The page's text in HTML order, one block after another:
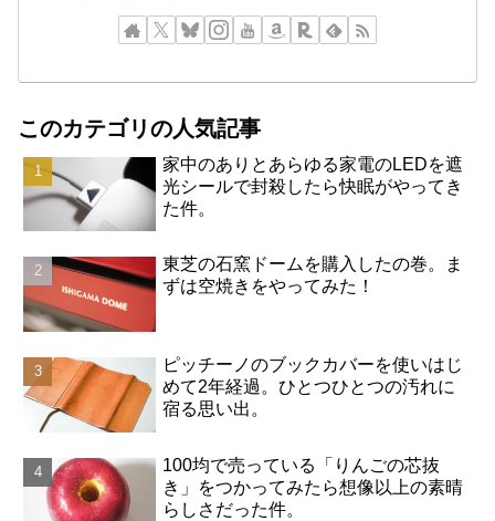
このカテゴリの人気記事
家中のありとあらゆる家電のLEDを遮
光シールで封殺したら快眠がやってき
た件。
東芝の石窯ドームを購入したの巻。ま
ずは空焼きをやってみた！
ピッチーノのブックカバーを使いはじ
めて2年経過。ひとつひとつの汚れに
宿る思い出。
100均で売っている「りんごの芯抜
き」をつかってみたら想像以上の素晴
らしさだった件。